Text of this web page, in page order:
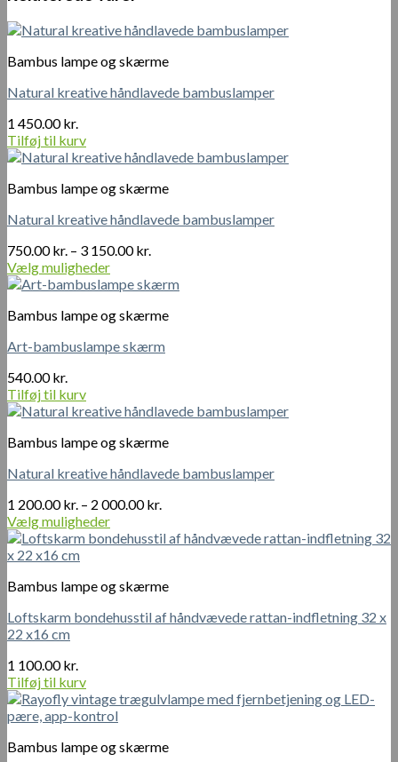
Loftslampe
ink.
ledningsvedhæng/bund.
antal
Bambus lampe og skærme
Natural kreative håndlavede bambuslamper
1 450.00kr.
Tilføj til kurv
Bambus lampe og skærme
Natural kreative håndlavede bambuslamper
750.00kr. – 3 150.00kr.
til
150.00 kr.
Vælg muligheder
Dette
har
varianter.
kan
vælges
på
varesiden
Bambus lampe og skærme
Art-bambuslampe skærm
540.00kr.
Tilføj til kurv
Bambus lampe og skærme
Natural kreative håndlavede bambuslamper
1 200.00kr. – 2 000.00kr.
200.00 kr.
000.00 kr.
Vælg muligheder
Dette
vare
flere
Mulighederne
kan
på
varesiden
Bambus lampe og skærme
Loftskarm bondehusstil af håndvævede rattan-indfletning 32 x
22 x16 cm
1 100.00kr.
Tilføj til kurv
Bambus lampe og skærme